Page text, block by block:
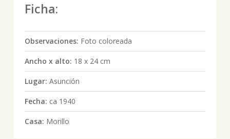
Ficha:
Observaciones: Foto coloreada
Ancho x alto: 18 x 24 cm
Lugar: Asunción
Fecha: ca 1940
Casa: Morillo